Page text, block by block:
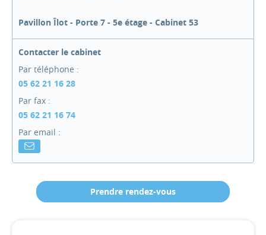
Pavillon Îlot - Porte 7 - 5e étage - Cabinet 53
Contacter le cabinet
Par téléphone :
05 62 21 16 28
Par fax :
05 62 21 16 74
Par email :
Prendre rendez-vous